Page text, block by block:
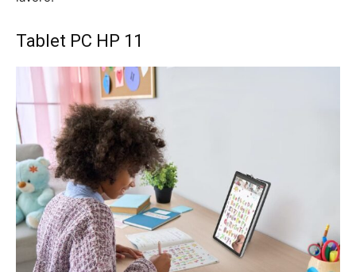
Tablet PC HP 11